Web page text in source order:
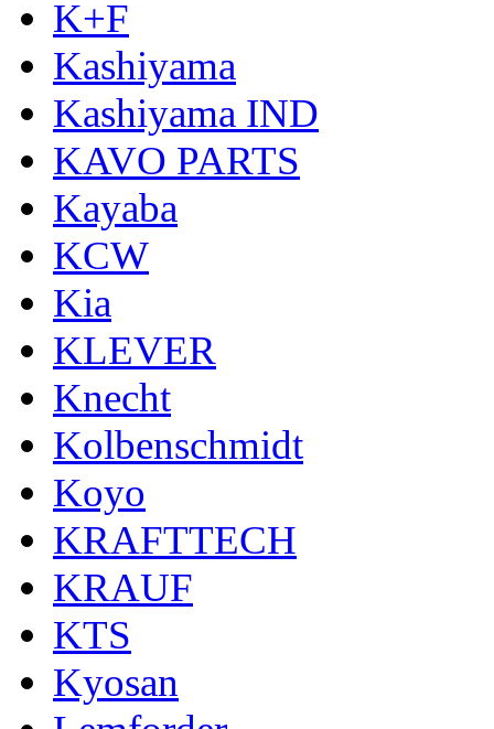
K+F
Kashiyama
Kashiyama IND
KAVO PARTS
Kayaba
KCW
Kia
KLEVER
Knecht
Kolbenschmidt
Koyo
KRAFTTECH
KRAUF
KTS
Kyosan